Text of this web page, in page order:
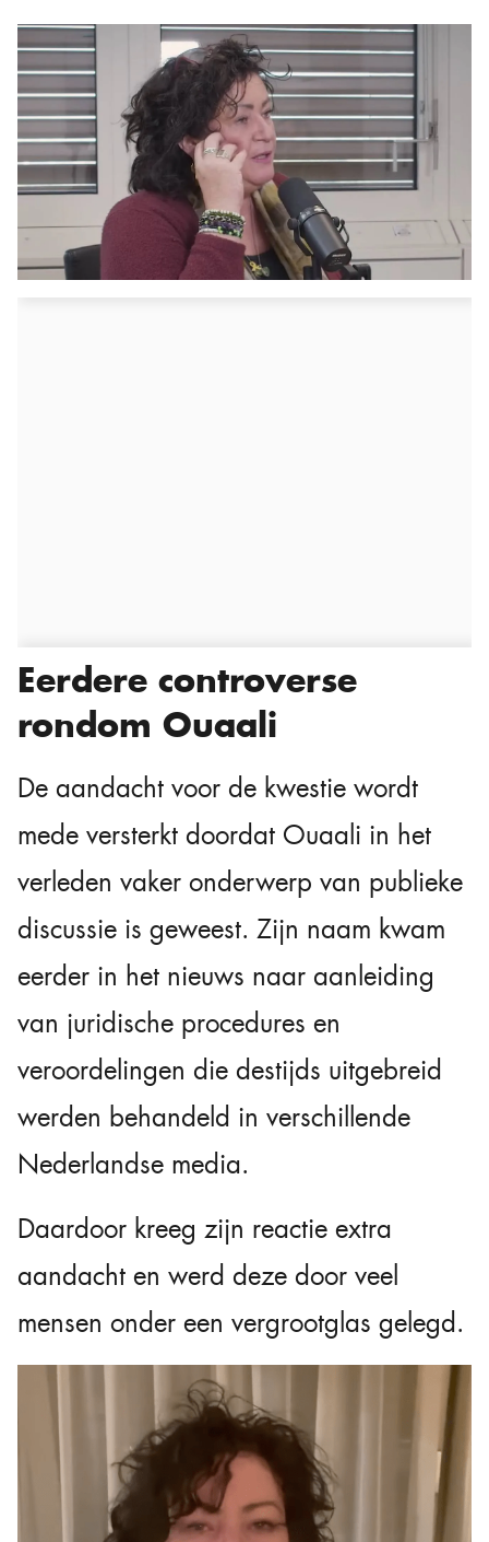
Eerdere controverse
rondom Ouaali
De aandacht voor de kwestie wordt
mede versterkt doordat Ouaali in het
verleden vaker onderwerp van publieke
discussie is geweest. Zijn naam kwam
eerder in het nieuws naar aanleiding
van juridische procedures en
veroordelingen die destijds uitgebreid
werden behandeld in verschillende
Nederlandse media.
Daardoor kreeg zijn reactie extra
aandacht en werd deze door veel
mensen onder een vergrootglas gelegd.